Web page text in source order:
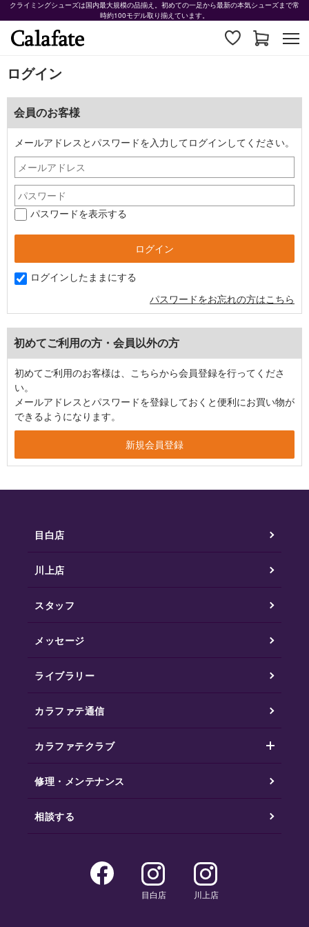
クライミングシューズは国内最大規模の品揃え。初めての一足から最新の本気シューズまで常
時約100モデル取り揃えています。
ログイン
会員のお客様
メールアドレスとパスワードを入力してログインしてください。
パスワードを表示する
ログインしたままにする
パスワードをお忘れの方はこちら
初めてご利用の方・会員以外の方
初めてご利用のお客様は、こちらから会員登録を行ってくださ
い。
メールアドレスとパスワードを登録しておくと便利にお買い物が
できるようになります。
目白店
川上店
スタッフ
メッセージ
ライブラリー
カラファテ通信
カラファテクラブ
修理・メンテナンス
相談する
目白店 川上店